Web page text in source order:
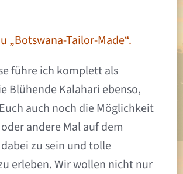
„Botswana-Tailor-Made“.
führe ich komplett als
Blühende Kalahari ebenso,
auch noch die Möglichkeit
andere Mal auf dem
zu sein und tolle
erleben. Wir wollen nicht nur